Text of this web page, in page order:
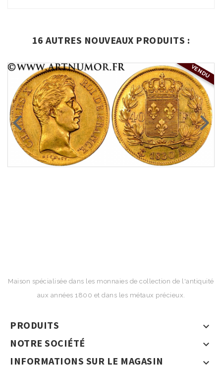
16 AUTRES NOUVEAUX PRODUITS :
VENDU
Maison spécialisée dans les monnaies de collection de l'antiquité
aux années 1800 et dans les métaux précieux.
PRODUITS 
NOTRE SOCIÉTÉ 
INFORMATIONS SUR LE MAGASIN 